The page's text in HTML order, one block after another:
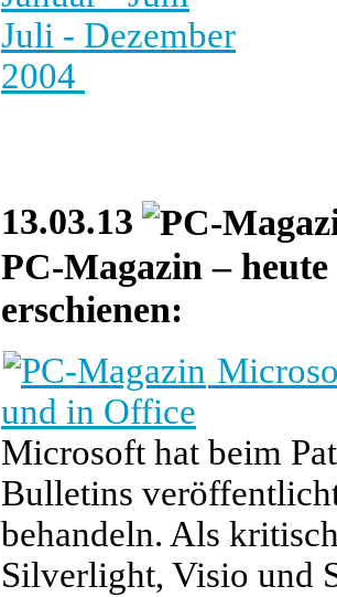
Juli - Dezember
2004
13.03.13
PC-Magazin –
erschienen:
und in Office
Microsoft hat beim
Bulletins
behandeln. Als
Silverlight, Visio und